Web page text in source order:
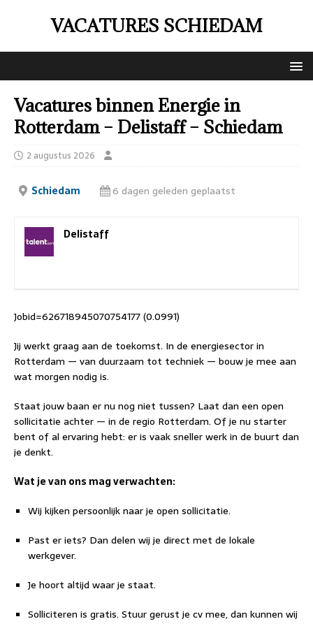
VACATURES SCHIEDAM
Vacatures binnen Energie in
Rotterdam – Delistaff – Schiedam
2 augustus 2026
Schiedam 6 dagen geleden geplaatst
Delistaff
Jobid=626718945070754177 (0.0991)
Jij werkt graag aan de toekomst. In de energiesector in
Rotterdam — van duurzaam tot techniek — bouw je mee aan
wat morgen nodig is.
Staat jouw baan er nu nog niet tussen? Laat dan een open
sollicitatie achter — in de regio Rotterdam. Of je nu starter
bent of al ervaring hebt: er is vaak sneller werk in de buurt dan
je denkt.
Wat je van ons mag verwachten:
Wij kijken persoonlijk naar je open sollicitatie.
Past er iets? Dan delen wij je direct met de lokale
werkgever.
Je hoort altijd waar je staat.
Solliciteren is gratis. Stuur gerust je cv mee, dan kunnen wij